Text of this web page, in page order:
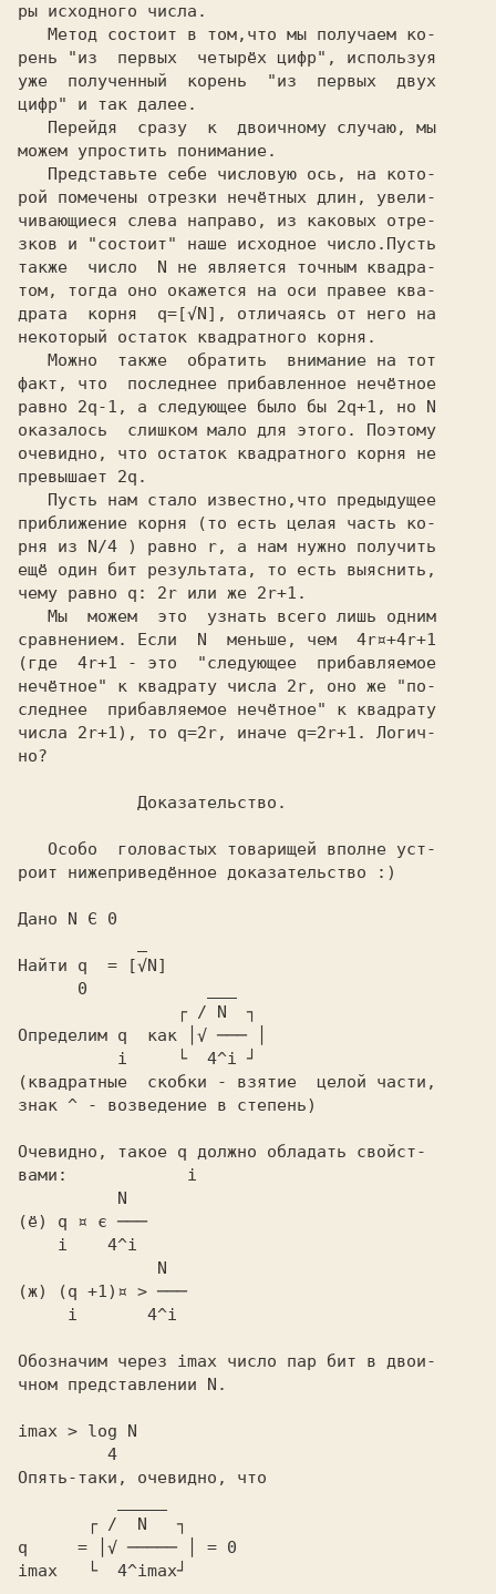
ры исходного числа.
рень "из  первых  четырёх цифр", используя
уже  полученный  корень  "из  первых  двух
цифр" и так далее.
можем упростить понимание.
рой помечены отрезки нечётных длин, увели-
чивающиеся слева направо, из каковых отре-
зков и "состоит" наше исходное число.Пусть
также  число
N не является точным квадра-
том, тогда оно окажется на оси правее ква-
драта  корня
q=[√N],
отличаясь от него на
некоторый остаток квадратного корня.
факт, что  последнее прибавленное нечётное
равно 2q-1, а следующее было бы 2q+1, но N
оказалось  слишком мало для этого. Поэтому
очевидно, что остаток квадратного корня не
превышает 2q.
приближение корня (то есть целая часть ко-
рня из N/4 ) равно r,
а нам нужно получить
ещё один бит результата, то есть выяснить,
чему равно q: 2r или же 2r+1.
сравнением. Если
N
  меньше, чем
4r¤+4r+1
(где
4r+1 - это  "следующее  прибавляемое
нечётное" к квадрату числа 2r,
оно же "по-
следнее  прибавляемое нечётное" к квадрату
числа 2r+1), то q=2r, иначе q=2r+1.
Логич-
но?
            Доказательство.
Дано N Є 0
Найти q  = [√N]
                ┌ / N  ┐
Определим q как
          i     └  4^i ┘
(квадратные  скобки - взятие  целой части,
знак ^ - возведение в степень)
Очевидно, такое q должно обладать свойст-
вами:
          N
(ё)
q ¤ є ───
              N
(ж)
(q +1)¤ > ───
     i       4^i
Обозначим через imax число пар бит в двои-
чном представлении
imax > log N
         4
       ┌ /  N   ┐
q     = │√ ───── │ = 0
imax   └  4^imax┘